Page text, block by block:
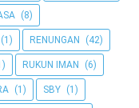
(8)
(1) RENUNGAN (42)
RUKUN IMAN (6)
(1) SBY (1)